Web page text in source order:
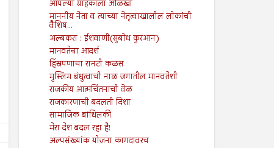
भारतीय लोकशाहीचे भवितव्य काय?
8/16/2024
शाश्वत जल व्यवस्थापन
आपल्या ग्राहकाला ओळखा
माननीय नेता व त्याच्या नेतृत्वाखालील लोकांची
वैशिष...
अल्बकरा : ईशवाणी(सुबोध कुरआन)
मानवतेचा आदर्श
हिंस्रपणाचा रानटी कळस
मुस्लिम बंधुत्वाची नाळ जगातील मानवतेशी
राजकीय आत्मचिंतनाची वेळ
राजकारणाची बदलती दिशा
सामाजिक बांधिलकी
मेरा देश बदल रहा है!
अल्पसंख्यांक योजना कागदावरच